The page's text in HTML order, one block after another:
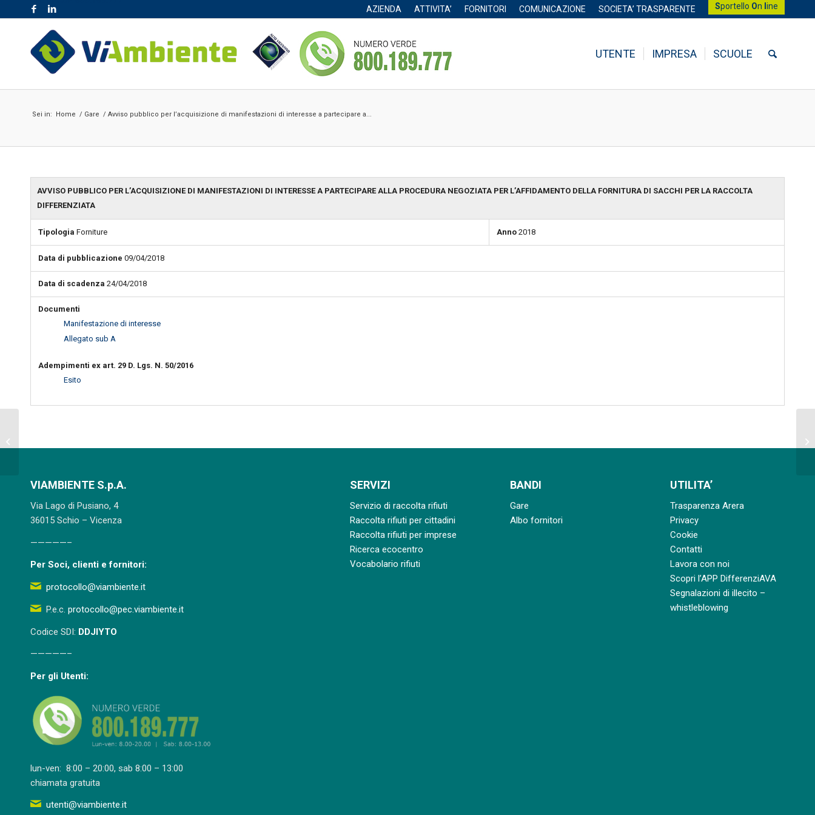
AZIENDA ATTIVITA’ FORNITORI COMUNICAZIONE SOCIETA’ TRASPARENTE Sportello On ine
UTENTE IMPRESA SCUOLE
Sei in: Home / Gare / Avviso pubblico per l’acquisizione di manifestazioni di interesse a partecipare a...
AVVISO PUBBLICO PER L’ACQUISIZIONE DI MANIFESTAZIONI DI INTERESSE A PARTECIPARE ALLA PROCEDURA NEGOZIATA PER L’AFFIDAMENTO DELLA FORNITURA DI SACCHI PER LA RACCOLTA
DIFFERENZIATA
Tipologia Forniture Anno 2018
Data di pubblicazione 09/04/2018
Data di scadenza 24/04/2018
Documenti
Manifestazione di interesse
Allegato sub A
Adempimenti ex art. 29 D. Lgs. N. 50/2016
Esito
VIAMBIENTE S.p.A.
Via Lago di Pusiano, 4
36015 Schio – Vicenza
—————–
Per Soci, clienti e fornitori:
protocollo@viambiente.it
P.e.c. protocollo@pec.viambiente.it
Codice SDI: DDJIYTO
—————–
Per gli Utenti:
lun-ven: 8:00 – 20:00, sab 8:00 – 13:00
chiamata gratuita
utenti@viambiente.it
SERVIZI
Servizio di raccolta rifiuti
Raccolta rifiuti per cittadini
Raccolta rifiuti per imprese
Ricerca ecocentro
Vocabolario rifiuti
BANDI
Gare
Albo fornitori
UTILITA’
Trasparenza Arera
Privacy
Cookie
Contatti
Lavora con noi
Scopri l’APP DifferenziAVA
Segnalazioni di illecito –
whistleblowing